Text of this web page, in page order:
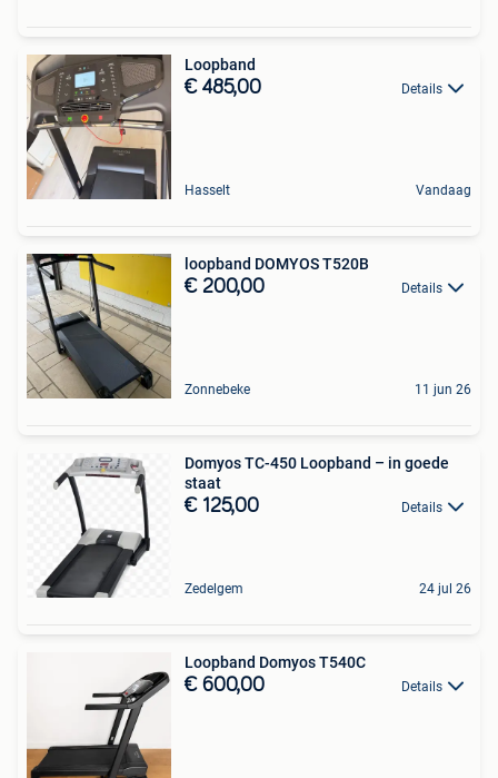
Loopband
€ 485,00 Details
Hasselt Vandaag
loopband DOMYOS T520B
€ 200,00 Details
Zonnebeke 11 jun 26
Domyos TC-450 Loopband – in goede
staat
€ 125,00 Details
Zedelgem 24 jul 26
Loopband Domyos T540C
€ 600,00 Details